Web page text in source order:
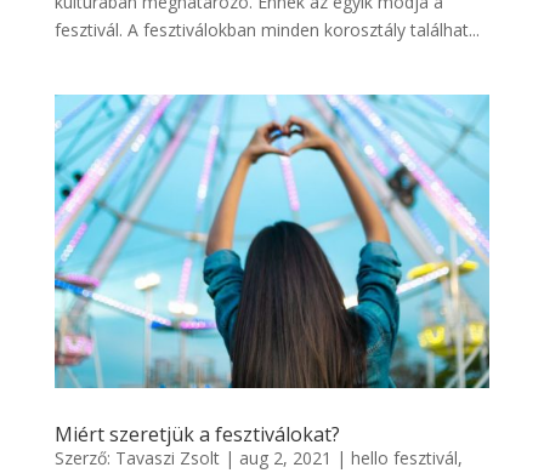
fesztivál. A fesztiválokban minden korosztály találhat...
Miért szeretjük a fesztiválokat?
Szerző: Tavaszi Zsolt| aug 2, 2021 | hello fesztivál,